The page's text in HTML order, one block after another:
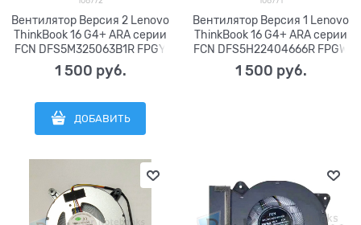
Вентилятор Версия 2 Lenovo
ThinkBook 16 G4+ ARA серии
FCN DFS5M325063B1R FPGY
DC5V 0.5A (4pin) 5F10S14027
10S14027
1 500 руб.
ДОБАВИТЬ
Вентилятор Версия 1 Lenovo
ThinkBook 16 G4+ ARA серии
FCN DFS5H22404666R FPGW
DC5V 0.5A (4pin) 5F10S14026
5F10S14029
1 500 руб.